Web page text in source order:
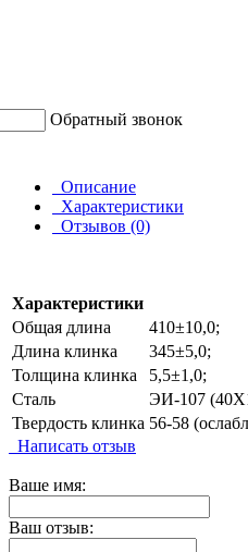
Обратный звонок
Описание
Характеристики
Отзывов (0)
Характеристики
Общая длина
410±10,0;
Длина клинка
345±5,0;
Толщина клинка
5,5±1,0;
Сталь
ЭИ-107
Твердость клинка 56-58
Написать отзыв
Ваше имя:
Ваш отзыв: